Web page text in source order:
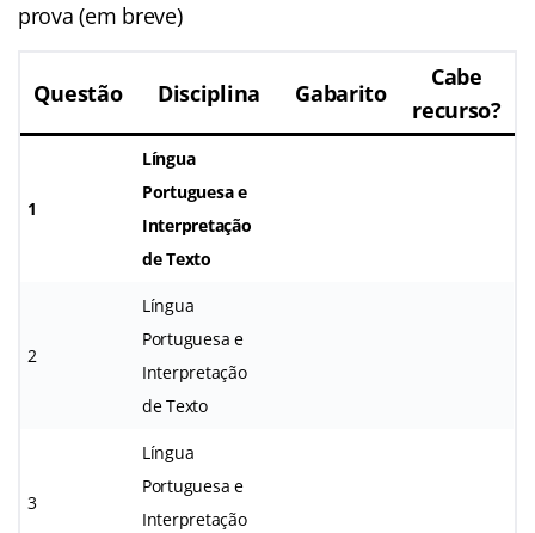
prova (em breve)
Questão Disciplina Gabarito
Cabe
recurso?
1
Língua
Portuguesa e
Interpretação
de Texto
2
Língua
Portuguesa e
Interpretação
de Texto
3
Língua
Portuguesa e
Interpretação